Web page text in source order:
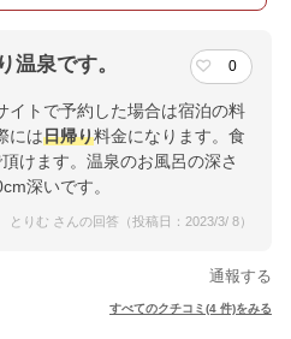
温泉です。 0
イトで予約した場合は宿泊の料
には日帰り料金になります。食
けます。温泉のお風呂の深さ
深いです。
とりむ さんの回答（投稿日：2023/3/ 8）
通報する
すべてのクチコミ(4 件)をみる